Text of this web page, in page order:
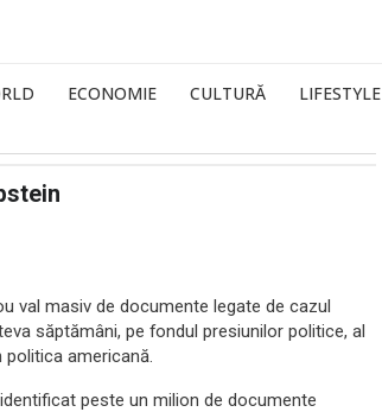
ECONOMIE CULTURĂ LIFESTYLE
val masiv de documente legate de cazul
săptămâni, pe fondul presiunilor politice, al
americană.
peste un milion de documente